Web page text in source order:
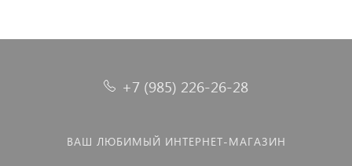
+7 (985) 226-26-28
ВАШ ЛЮБИМЫЙ ИНТЕРНЕТ-МАГАЗИН